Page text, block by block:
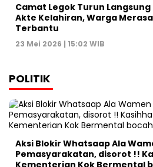
‎Camat Legok Turun
Akte Kelahiran, Warga
Terbantu‎
23 Mei 2026 | 15:02 WIB
POLITIK
Aksi Blokir Whatsaap Ala
Pemasyarakatan, disorot !!
Kementerian Kok Bermental